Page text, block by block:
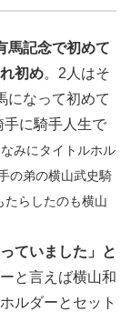
馬記念で初めて
初め。2人はそ
になって初めて
に騎手人生で
なみにタイトルホル
の弟の横山武史騎
たらしたのも横山
ていました」と
と言えば横山和
ルダーとセット